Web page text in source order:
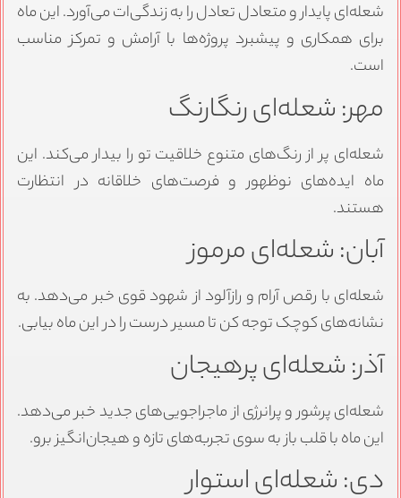
شعله‌ای پایدار و متعادل تعادل را به زندگی‌ات می‌آورد. این ماه
برای همکاری و پیشبرد پروژه‌ها با آرامش و تمرکز مناسب
است.
مهر: شعله‌ای رنگارنگ
شعله‌ای پر از رنگ‌های متنوع خلاقیت تو را بیدار می‌کند. این
ماه ایده‌های نوظهور و فرصت‌های خلاقانه در انتظارت
هستند.
آبان: شعله‌ای مرموز
شعله‌ای با رقص آرام و رازآلود از شهود قوی خبر می‌دهد. به
نشانه‌های کوچک توجه کن تا مسیر درست را در این ماه بیابی.
آذر: شعله‌ای پرهیجان
شعله‌ای پرشور و پرانرژی از ماجراجویی‌های جدید خبر می‌دهد.
این ماه با قلب باز به سوی تجربه‌های تازه و هیجان‌انگیز برو.
دی: شعله‌ای استوار